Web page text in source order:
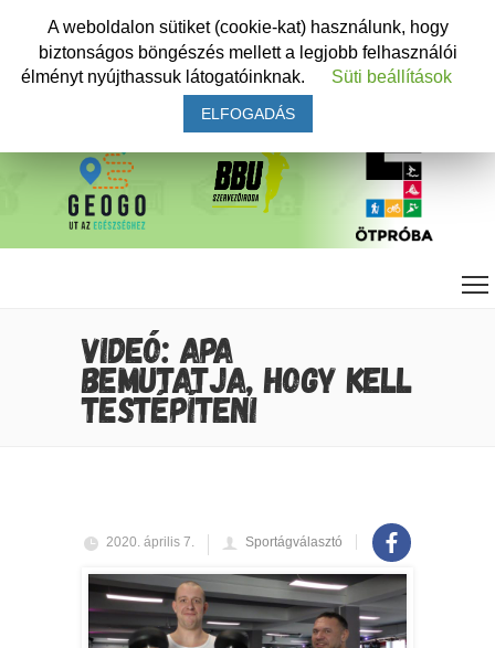
VIDEÓ: APA
BEMUTATJA, HOGY KELL
TESTÉPÍTENI
2020. április 7. Sportágválasztó
A weboldalon sütiket (cookie-kat) használunk, hogy
biztonságos böngészés mellett a legjobb felhasználói
élményt nyújthassuk látogatóinknak.
Süti beállítások
ELFOGADÁS